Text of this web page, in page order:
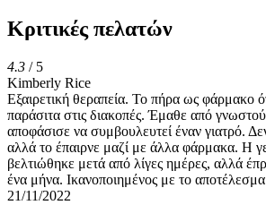
Κριτικές πελατών
4.3 / 5
Kimberly Rice
Εξαιρετική θεραπεία. Το πήρα ως φάρμακο
παράσιτα στις διακοπές. Έμαθε από
αποφάσισε να συμβουλευτεί έναν γιατρό.
αλλά το έπαιρνε μαζί με άλλα φάρμακα. Η
βελτιώθηκε μετά από λίγες ημέρες, αλλά
ένα μήνα. Ικανοποιημένος με το
21/11/2022